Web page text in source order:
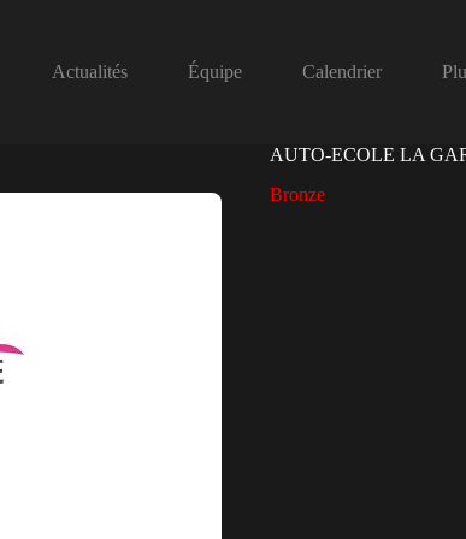
Actualités Équipe Calendrier
AUTO-ECOLE LA
Bronze